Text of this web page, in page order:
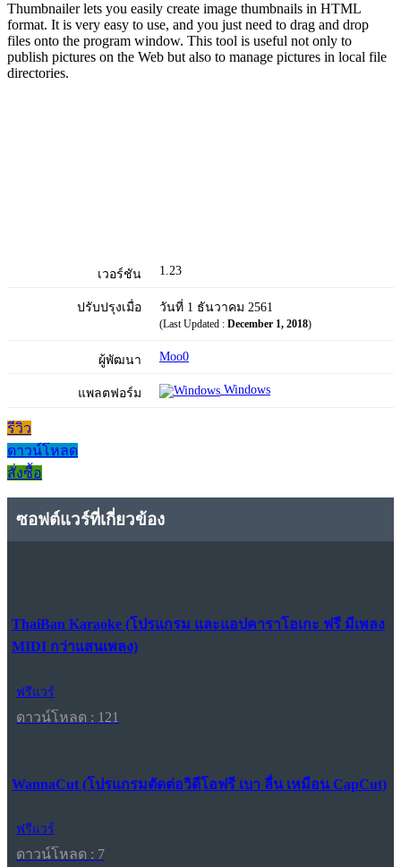
Thumbnailer lets you easily create image thumbnails in HTML
format. It is very easy to use, and you just need to drag and drop
files onto the program window. This tool is useful not only to
publish pictures on the Web but also to manage pictures in local file
directories.
เวอร์ชัน 1.23
ปรับปรุงเมื่อ วันที่ 1 ธันวาคม 2561
(Last Updated : December 1, 2018)
ผู้พัฒนา Moo0
แพลตฟอร์ม Windows
รีวิว
ดาวน์โหลด
สั่งซื้อ
ซอฟต์แวร์ที่เกี่ยวข้อง
ThaiBan Karaoke (โปรแกรม และแอปคาราโอเกะ ฟรี มีเพลง
MIDI กว่าแสนเพลง)
ฟรีแวร์
ดาวน์โหลด : 121
WannaCut (โปรแกรมตัดต่อวิดีโอฟรี เบา ลื่น เหมือน CapCut)
ฟรีแวร์
ดาวน์โหลด : 7